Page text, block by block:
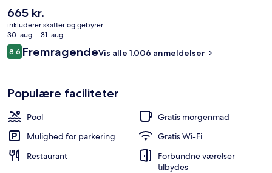
luksusfaciliteter tæller en bar ved poolen, et fitnesscenter og en
sauna. Rejsende har kun godt at sige om stedets hjælpsomme
personale.
Den
nuværende
pris
er
665 kr.
665 kr.
inkluderer skatter og gebyrer
30. aug. - 31. aug.
Anmeldelser
8,68,6 ud af 10.
FremragendeVis alle 1.006 anmeldelser
Populære faciliteter
Pool
Gratis morgenmad
Mulighed for parkering
Gratis Wi-Fi
Restaurant
Forbundne værelser
tilbydes